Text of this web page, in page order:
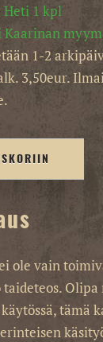
Heti 1 kpl
Kaarinan
1-2
3,50eur.
ole vain
tämä